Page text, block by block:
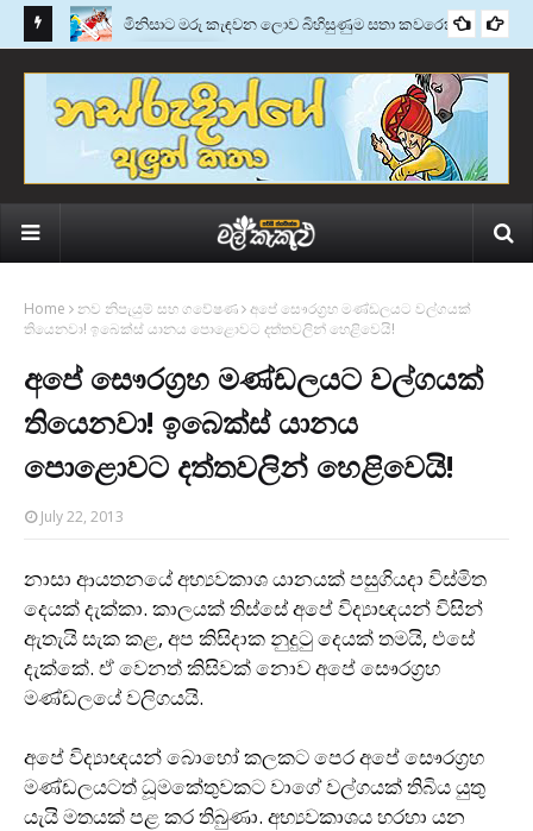
මිනිසාට මරු කැඳවන ලොව බිහිසුණුම සතා කවරෙක්ද?
කතු වැකි
Home නව නිපැයුම් සහ ගවේෂණ අපේ සෞරග‍්‍රහ මණ්ඩලයට වල්ගයක්
තියෙනවා! ඉබෙක්ස් යානය පොළොවට දත්තවලින් හෙළිවෙයි!
අපේ සෞරග‍්‍රහ මණ්ඩලයට වල්ගයක්
තියෙනවා! ඉබෙක්ස් යානය
පොළොවට දත්තවලින් හෙළිවෙයි!
July 22, 2013
නාසා ආයතනයේ අභ්‍යවකාශ යානයක් පසුගියදා විස්මිත
දෙයක් දැක්කා. කාලයක් තිස්සේ අපේ විද්‍යාඥයන් විසින්
ඇතැයි සැක කළ, අප කිසිදාක නුදුටු දෙයක් තමයි, එසේ
දැක්කේ. ඒ වෙනත් කිසිවක් නොව අපේ සෞරග‍්‍රහ
මණ්ඩලයේ වලිගයයි.
අපේ විද්‍යාඥයන් බොහෝ කලකට පෙර අපේ සෞරග‍්‍රහ
මණ්ඩලයටත් ධූමකේතුවකට වාගේ වල්ගයක් තිබිය යුතු
යැයි මතයක් පළ කර තිබුණා. අභ්‍යවකාශය හරහා යන